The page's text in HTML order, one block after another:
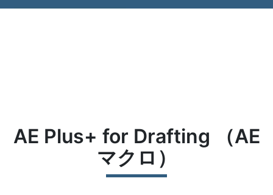
AE Plus+ for Drafting （AE
マクロ）